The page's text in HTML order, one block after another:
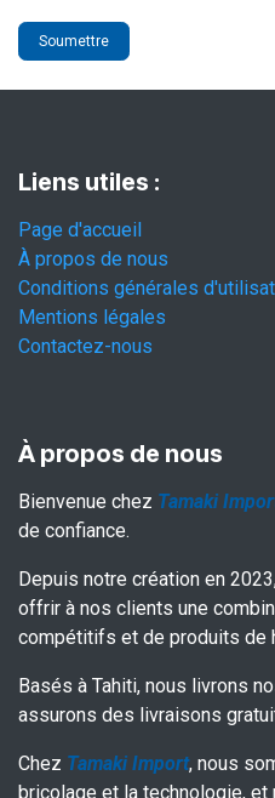
Soumettre
Liens utiles :
Page d'accueil
À propos de nous
Conditions générales
Mentions légales
Contactez-nous
À propos de nous
Bienvenue chez Tamaki
de confiance.
Depuis notre création en
offrir à nos clients une
compétitifs et de produits de
Basés à Tahiti, nous livrons
assurons des livraisons
Chez Tamaki Import, nous
bricolage et la technologie,